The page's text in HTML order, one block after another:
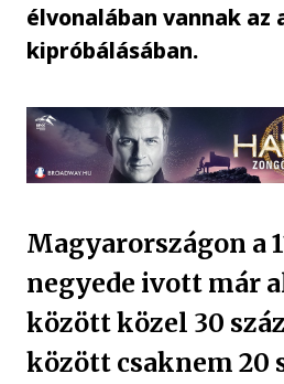
élvonalában vannak az
kipróbálásában.
Magyarországon a
negyede ivott már
között közel 30
között csaknem 20